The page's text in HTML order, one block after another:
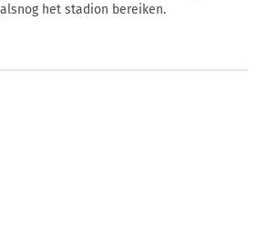
het stadion bereiken.